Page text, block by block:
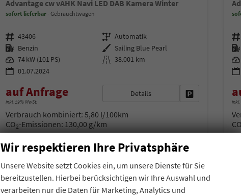
Advantage cw vAHK Navi LED DAB Kamera Winter
sofort lieferbar Gebrauchtwagen
Fahrzeugnr. 43406 Getriebe Automatik
Kraftstoff Benzin Außenfarbe Sailing Blue Pearl
Leistung 74 kW (101 PS) Kilometerstand 38.001 km
01.07.2024
auf Anfrage
inkl. 19% MwSt.
Details Fahrzeug parken
Verbrauch kombiniert: 5,80 l/100km
CO2-Emissionen: 130,00 g/km
Fahrzeugnr.
Kraftstoff
Leistung
inkl.
CO
Wir respektieren Ihre Privatsphäre
Unsere Website setzt Cookies ein, um unsere Dienste für Sie
bereitzustellen. Hierbei berücksichtigen wir Ihre Auswahl und
verarbeiten nur die Daten für Marketing, Analytics und